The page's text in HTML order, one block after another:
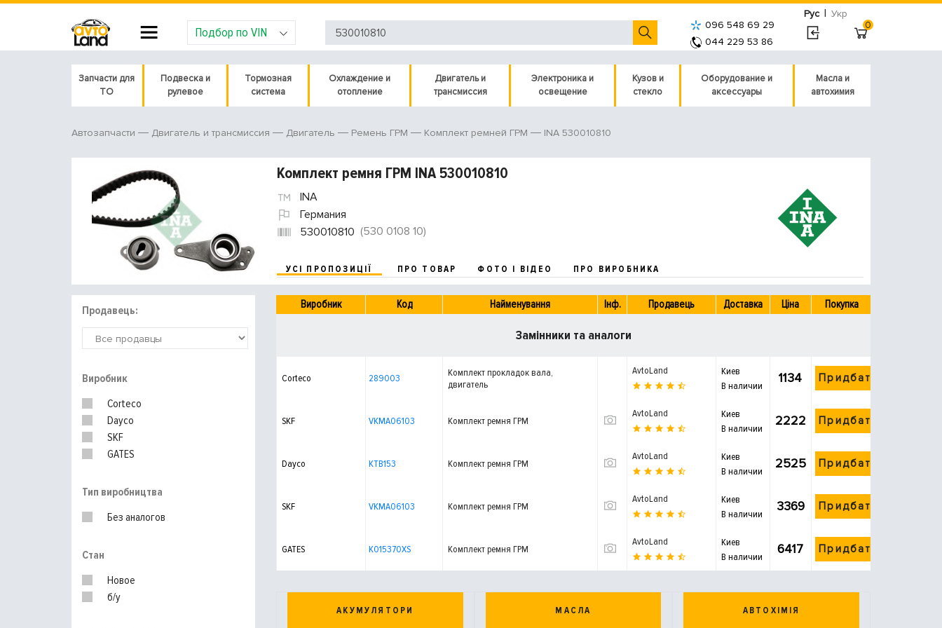
Рус | Укр
Подбор по VIN
096 548 69 29
044 229 53 86
0
Запчасти для
ТО
Подвеска и
рулевое
Тормозная
система
Охлаждение и
отопление
Двигатель и
трансмиссия
Электроника и
освещение
Кузов и
стекло
Оборудование и
аксессуары
Масла и
автохимия
Автозапчасти Двигатель и трансмиссия Двигатель Ремень ГРМ Комплект ремней ГРМ INA 530010810
Комплект ремня ГРМ INA 530010810
INA
Германия
530010810 (530 0108 10)
УСІ ПРОПОЗИЦІЇ ПРО ТОВАР ФОТО І ВІДЕО ПРО ВИРОБНИКА
Продавець:
Виробник
Corteco
Dayco
SKF
GATES
Тип виробництва
Без аналогов
Стан
Новое
б/у
Виробник Код Найменування Інф. Продавець Доставка Ціна Покупка
Замінники та аналоги
Corteco 289003
Комплект прокладок вала,
двигатель
AvtoLand
Киев
В наличии
1134 Придбати
SKF VKMA06103 Комплект ремня ГРМ
AvtoLand
Киев
В наличии
2222 Придбати
Dayco KTB153 Комплект ремня ГРМ
AvtoLand
Киев
В наличии
2525 Придбати
SKF VKMA06103 Комплект ремня ГРМ
AvtoLand
Киев
В наличии
3369 Придбати
GATES K015370XS Комплект ремня ГРМ
AvtoLand
Киев
В наличии
6417 Придбати
АКУМУЛЯТОРИ МАСЛА АВТОХІМІЯ